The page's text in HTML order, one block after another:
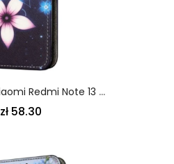
Etui Folio Do Xiaomi Redmi Note 13 5g Księżycowe Kwiaty Z Paskiem
zł 58.30